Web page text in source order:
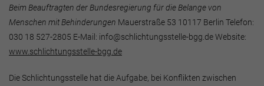
Beim Beauftragten der Bundesregierung für die Belange von
Menschen mit Behinderungen Mauerstraße 53 10117 Berlin Telefon:
030 18 527-2805 E-Mail: info@schlichtungsstelle-bgg.de Website:
www.schlichtungsstelle-bgg.de
Die Schlichtungsstelle hat die Aufgabe, bei Konflikten zwischen